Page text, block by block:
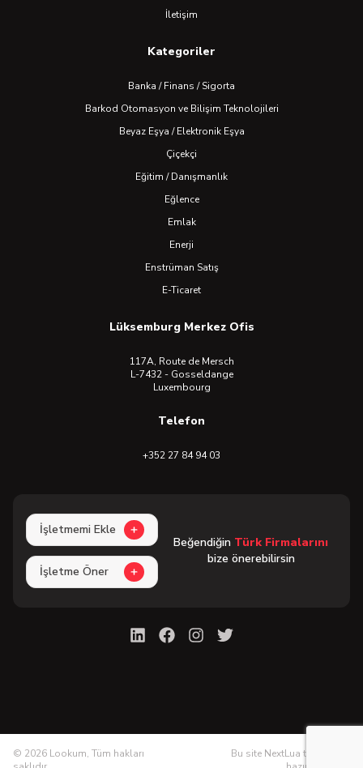
İletişim
Kategoriler
Banka / Finans / Sigorta
Barkod Otomasyon ve Bilişim Teknolojileri
Beyaz Eşya / Elektronik Eşya
Çiçekçi
Eğitim / Danışmanlık
Eğlence
Emlak
Enerji
Enstrüman Satış
E-Ticaret
Lüksemburg Merkez Ofis
117A, Route de Mersch
L-7432 - Gosseldange
Luxembourg
Telefon
+352 27 84 94 03
İşletmemi Ekle
İşletme Öner
Beğendiğin Türk Firmalarını
bize önerebilirsin
© 2026 Lookum, Tüm hakları
Bu site NextLua tarafından